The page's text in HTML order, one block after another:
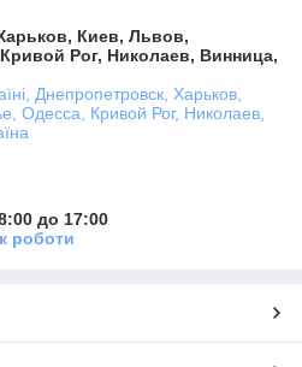
Киев, Львов,
Рог, Николаев, Винница,
Днепропетровск, Харьков,
Одесса, Кривой Рог, Николаев,
до 17:00
роботи